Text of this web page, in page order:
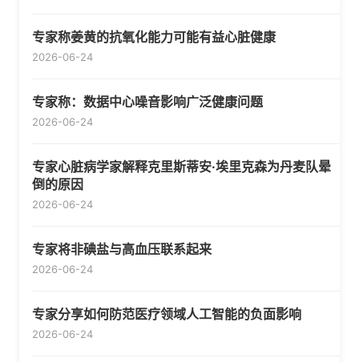
专家称姜黄的抗氧化能力可能有益心脏健康
2026-06-24
专家称：数据中心噪音影响广泛健康问题
2026-06-24
专家心脏病学家解释克里斯蒂安·埃里克森为丹麦队晕
倒的原因
2026-06-24
专家将非碘盐与高血压联系起来
2026-06-24
专家分享如何防范医疗领域人工智能的负面影响
2026-06-24